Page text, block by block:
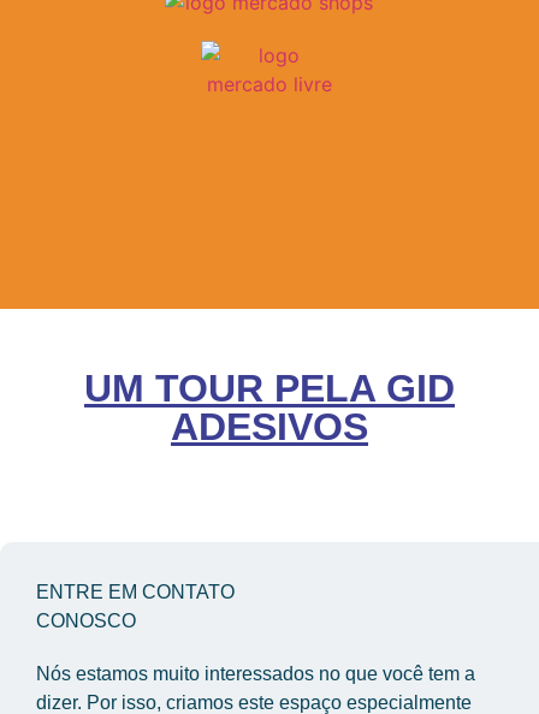
UM TOUR PELA GID
ADESIVOS
ENTRE EM CONTATO
CONOSCO
Nós estamos muito interessados no que você tem a
dizer. Por isso, criamos este espaço especialmente